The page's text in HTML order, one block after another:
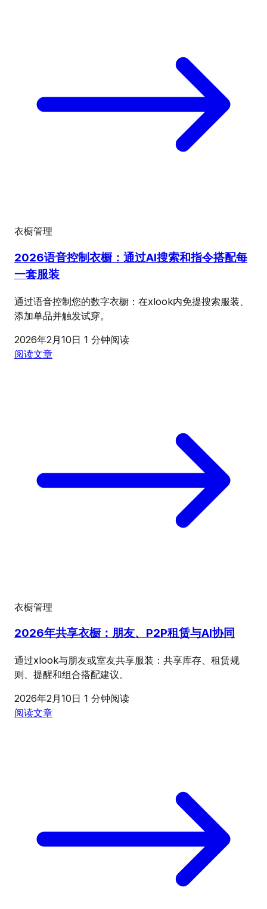
衣橱管理
2026语音控制衣橱：通过AI搜索和指令搭配每
一套服装
通过语音控制您的数字衣橱：在xlook内免提搜索服装、
添加单品并触发试穿。
2026年2月10日 1 分钟阅读
阅读文章
衣橱管理
2026年共享衣橱：朋友、P2P租赁与AI协同
通过xlook与朋友或室友共享服装：共享库存、租赁规
则、提醒和组合搭配建议。
2026年2月10日 1 分钟阅读
阅读文章